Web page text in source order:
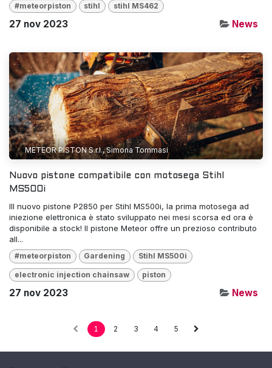
#meteorpiston stihl stihl MS462
27 nov 2023 News
METEOR PISTON S.r.l., Simona Tommasi
Nuovo pistone compatibile con motosega Stihl
MS500i
Ill nuovo pistone P2850 per Stihl MS500i, la prima motosega ad
iniezione elettronica è stato sviluppato nei mesi scorsa ed ora è
disponibile a stock! Il pistone Meteor offre un prezioso contributo
all...
#meteorpiston Gardening Stihl MS500i
electronic injection chainsaw piston
27 nov 2023 News
1 2 3 4 5